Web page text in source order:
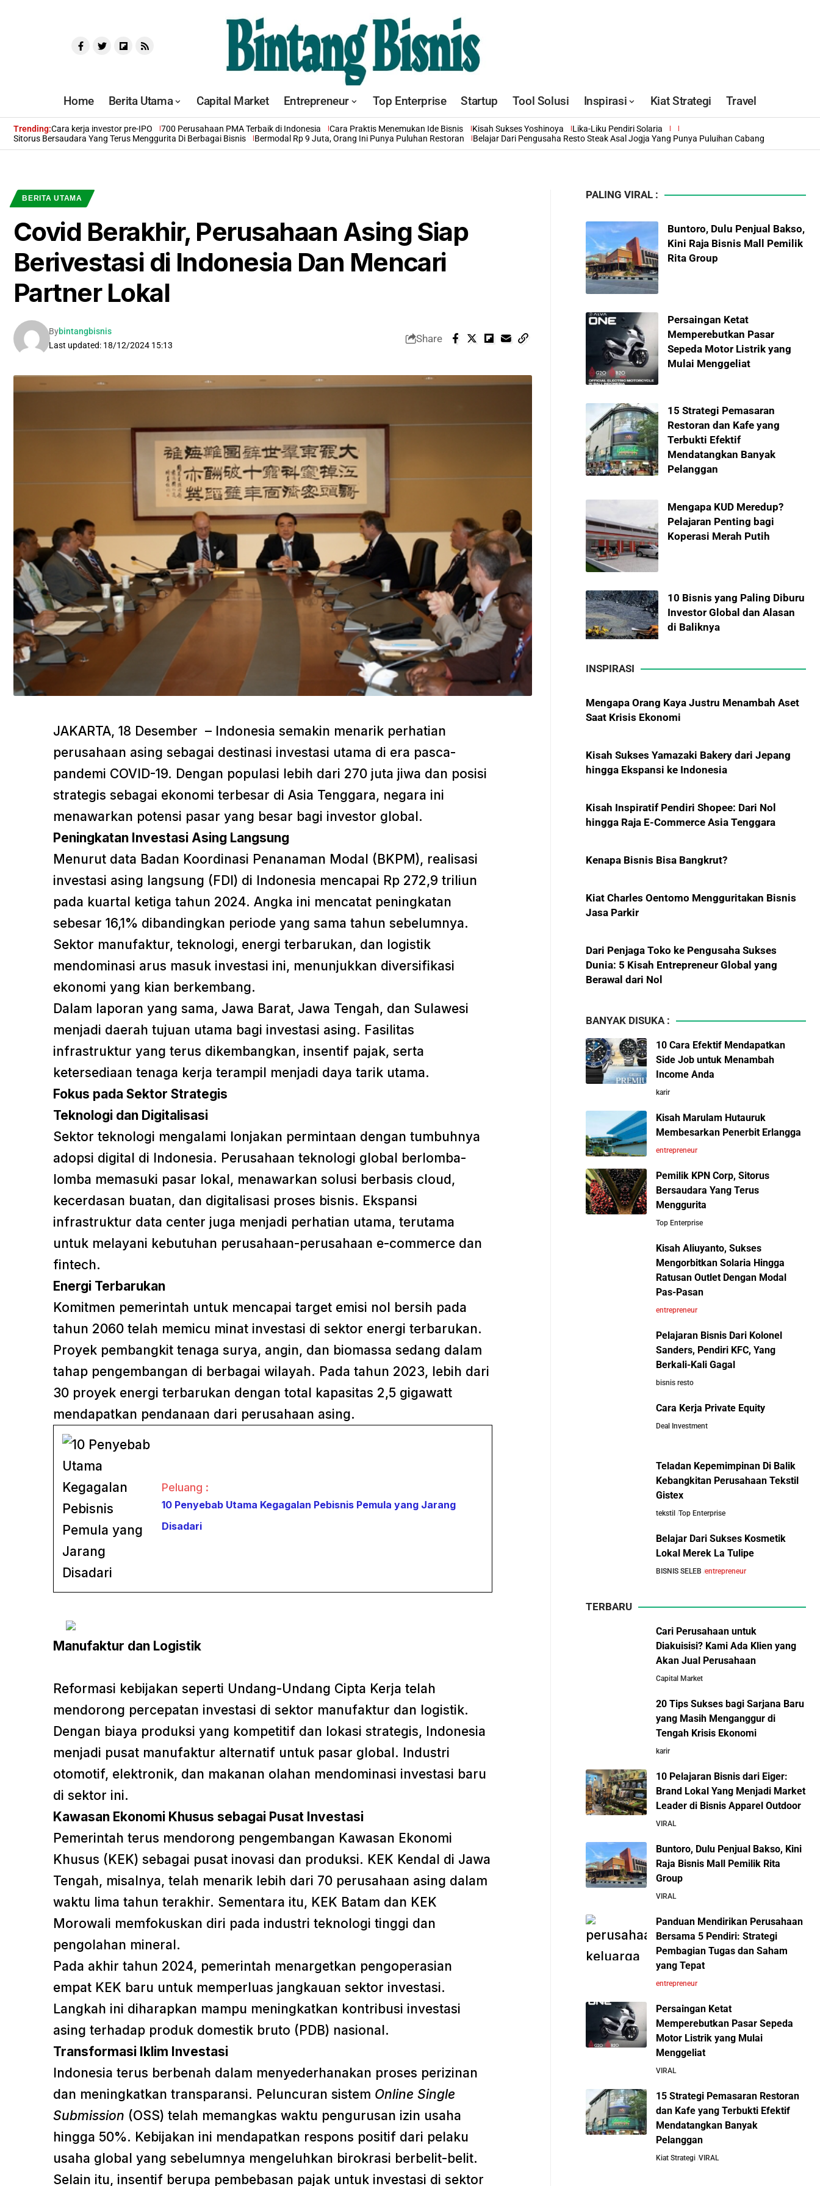
Home Berita Utama Capital Market Entrepreneur Top Enterprise Startup Tool Solusi Inspirasi Kiat Strategi Travel
Trending:Cara kerja investor pre-IPO 700 Perusahaan PMA Terbaik di Indonesia Cara Praktis Menemukan Ide Bisnis Kisah Sukses Yoshinoya
Lika-Liku Pendiri Solaria
Sitorus Bersaudara Yang Terus Menggurita Di Berbagai Bisnis
Bermodal Rp 9 Juta, Orang Ini Punya Puluhan Restoran Belajar Dari Pengusaha Resto Steak Asal Jogja Yang Punya Puluihan Cabang
BERITA UTAMA
Covid Berakhir, Perusahaan Asing Siap
Berivestasi di Indonesia Dan Mencari
Partner Lokal
Last updated: 18/12/2024 15:13
Bybintangbisnis
Share
JAKARTA, 18 Desember – Indonesia semakin menarik perhatian
perusahaan asing sebagai destinasi investasi utama di era pasca-
pandemi COVID-19. Dengan populasi lebih dari 270 juta jiwa dan posisi
strategis sebagai ekonomi terbesar di Asia Tenggara, negara ini
menawarkan potensi pasar yang besar bagi investor global.
Peningkatan Investasi Asing Langsung
Menurut data Badan Koordinasi Penanaman Modal (BKPM), realisasi
investasi asing langsung (FDI) di Indonesia mencapai Rp 272,9 triliun
pada kuartal ketiga tahun 2024. Angka ini mencatat peningkatan
sebesar 16,1% dibandingkan periode yang sama tahun sebelumnya.
Sektor manufaktur, teknologi, energi terbarukan, dan logistik
mendominasi arus masuk investasi ini, menunjukkan diversifikasi
ekonomi yang kian berkembang.
Dalam laporan yang sama, Jawa Barat, Jawa Tengah, dan Sulawesi
menjadi daerah tujuan utama bagi investasi asing. Fasilitas
infrastruktur yang terus dikembangkan, insentif pajak, serta
ketersediaan tenaga kerja terampil menjadi daya tarik utama.
Fokus pada Sektor Strategis
Teknologi dan Digitalisasi
Sektor teknologi mengalami lonjakan permintaan dengan tumbuhnya
adopsi digital di Indonesia. Perusahaan teknologi global berlomba-
lomba memasuki pasar lokal, menawarkan solusi berbasis cloud,
kecerdasan buatan, dan digitalisasi proses bisnis. Ekspansi
infrastruktur data center juga menjadi perhatian utama, terutama
untuk melayani kebutuhan perusahaan-perusahaan e-commerce dan
fintech.
Energi Terbarukan
Komitmen pemerintah untuk mencapai target emisi nol bersih pada
tahun 2060 telah memicu minat investasi di sektor energi terbarukan.
Proyek pembangkit tenaga surya, angin, dan biomassa sedang dalam
tahap pengembangan di berbagai wilayah. Pada tahun 2023, lebih dari
30 proyek energi terbarukan dengan total kapasitas 2,5 gigawatt
mendapatkan pendanaan dari perusahaan asing.
Peluang :
10 Penyebab Utama Kegagalan Pebisnis Pemula yang Jarang
Disadari
Manufaktur dan Logistik
Reformasi kebijakan seperti Undang-Undang Cipta Kerja telah
mendorong percepatan investasi di sektor manufaktur dan logistik.
Dengan biaya produksi yang kompetitif dan lokasi strategis, Indonesia
menjadi pusat manufaktur alternatif untuk pasar global. Industri
otomotif, elektronik, dan makanan olahan mendominasi investasi baru
di sektor ini.
Kawasan Ekonomi Khusus sebagai Pusat Investasi
Pemerintah terus mendorong pengembangan Kawasan Ekonomi
Khusus (KEK) sebagai pusat inovasi dan produksi. KEK Kendal di Jawa
Tengah, misalnya, telah menarik lebih dari 70 perusahaan asing dalam
waktu lima tahun terakhir. Sementara itu, KEK Batam dan KEK
Morowali memfokuskan diri pada industri teknologi tinggi dan
pengolahan mineral.
Pada akhir tahun 2024, pemerintah menargetkan pengoperasian
empat KEK baru untuk memperluas jangkauan sektor investasi.
Langkah ini diharapkan mampu meningkatkan kontribusi investasi
asing terhadap produk domestik bruto (PDB) nasional.
Transformasi Iklim Investasi
Indonesia terus berbenah dalam menyederhanakan proses perizinan
dan meningkatkan transparansi. Peluncuran sistem Online Single
Submission (OSS) telah memangkas waktu pengurusan izin usaha
hingga 50%. Kebijakan ini mendapatkan respons positif dari pelaku
usaha global yang sebelumnya mengeluhkan birokrasi berbelit-belit.
Selain itu, insentif berupa pembebasan pajak untuk investasi di sektor
PALING VIRAL :
Buntoro, Dulu Penjual Bakso,
Kini Raja Bisnis Mall Pemilik
Rita Group
Persaingan Ketat
Memperebutkan Pasar
Sepeda Motor Listrik yang
Mulai Menggeliat
15 Strategi Pemasaran
Restoran dan Kafe yang
Terbukti Efektif
Mendatangkan Banyak
Pelanggan
Mengapa KUD Meredup?
Pelajaran Penting bagi
Koperasi Merah Putih
10 Bisnis yang Paling Diburu
Investor Global dan Alasan
di Baliknya
Berapa Bonus yang Diterima
Para Pemain?
Baru Energi Nasional dan
Menekan Impor BBM?
Penghalang Menuju
Bisnis-Bisnis dan
Eropa
Investor Asing Incar Take
Over Perusahaan Indonesia
Skala Besar
Perbandingan Gaji Tahunan:
Jepang, Malaysia, dan Arab
Saudi
Terbaik untuk Kulakan
Barang Dagangan dengan
Harga Murah
10 Fakta Unik Tentang On
Viral di Asia
Mengenal Onitsuka Tiger: 8
Fakta Menarik di Balik
Sepatu Ikonik Asal Jepang
Eiger: Brand Lokal Yang
Menjadi Market Leader di
Bisnis Apparel Outdoor
INSPIRASI
Mengapa Orang Kaya Justru Menambah Aset
Kisah Sukses Yamazaki Bakery dari Jepang
Kisah Inspiratif Pendiri Shopee: Dari Nol
Kenapa Bisnis Bisa Bangkrut?
Kiat Charles Oentomo Mengguritakan Bisnis
Dari Penjaga Toko ke Pengusaha Sukses
Berawal dari Nol
Kiat Keluarga Widjaja Membangun STA Group,
5 Karakter yang Membuat Bisnis Tidak Pernah
Maju, Wajib Dihindari Pengusaha
10 Hambatan Utama Pemasaran yang Tidak
Cara Menggunakan Canva di ChatGPT untuk
Mendesain Presentasi Secara Cepat dan
Mudah
5 Pelajaran Hidup dari Pendiri Traveloka untuk
Anak Muda yang Ingin Sukses
Jangan Mau Selamanya Jadi Karyawan!
Saatnya Menjadi Pengusaha dan Mengubah
Panduan Lengkap Membangun Pasar Ekspor:
Cara UMKM Indonesia Menembus Pasar
Kisah Sukses Metrodata Electronics: Raja
Bisnis TI Yang Berawal Dari Distributor
Kisah Wardah Group: Dari Usaha Rumahan
Jadi Pemimpin Industri Kecantikan Nasional
Asal-Usul Kekayaan Erick Thohir dan Boy
Kisah Sukses Todd Boehly: Cucu Pekerja
Pabrik yang Membawa Chelsea FC Juara
Arifin Panigoro: Dari Insinyur Listrik Menjadi
Raja Energi Indonesia yang Mendirikan Medco
5 Tahun Pertama WhatsApp: Kisah Perintisan,
Perjuangan, dan Keputusan Krusial yang
Menentukan Masa Depan
Belajar dari Kopi Kenangan: Cara Membangun
Resto Kafe yang Cepat Tumbuh dan
Menguntungkan
Cara Mendirikan Kafe Sukses Seperti Kopi
Kenangan, Fore Coffee, dan Tuku: Panduan
Lengkap untuk Pemula
dan Pengalaman Pelanggan yang Bisa Kamu
Tiru
ke Entrepreneur Tanpa Bikin Keluarga Kaget &
Keuangan Kacau
10 Kiat Aman Memulai Bisnis dari Nol:
Panduan Lengkap untuk Pemula
BANYAK DISUKA :
10 Cara Efektif Mendapatkan
Side Job untuk Menambah
Income Anda
karir
Kisah Marulam Hutauruk
Membesarkan Penerbit Erlangga
entrepreneur
Pemilik KPN Corp, Sitorus
Bersaudara Yang Terus
Menggurita
Top Enterprise
Kisah Aliuyanto, Sukses
Mengorbitkan Solaria Hingga
Ratusan Outlet Dengan Modal
Pas-Pasan
entrepreneur
Pelajaran Bisnis Dari Kolonel
Sanders, Pendiri KFC, Yang
Berkali-Kali Gagal
bisnis resto
Cara Kerja Private Equity
Deal Investment
Teladan Kepemimpinan Di Balik
Kebangkitan Perusahaan Tekstil
Gistex
tekstil Top Enterprise
Belajar Dari Sukses Kosmetik
Lokal Merek La Tulipe
BISNIS SELEB entrepreneur
TERBARU
Cari Perusahaan untuk
Diakuisisi? Kami Ada Klien yang
Akan Jual Perusahaan
Capital Market
20 Tips Sukses bagi Sarjana Baru
yang Masih Menganggur di
Tengah Krisis Ekonomi
karir
10 Pelajaran Bisnis dari Eiger:
Brand Lokal Yang Menjadi Market
Leader di Bisnis Apparel Outdoor
VIRAL
Buntoro, Dulu Penjual Bakso, Kini
Raja Bisnis Mall Pemilik Rita
Group
VIRAL
Panduan Mendirikan Perusahaan
Bersama 5 Pendiri: Strategi
Pembagian Tugas dan Saham
yang Tepat
entrepreneur
Persaingan Ketat
Memperebutkan Pasar Sepeda
Motor Listrik yang Mulai
Menggeliat
VIRAL
15 Strategi Pemasaran Restoran
dan Kafe yang Terbukti Efektif
Mendatangkan Banyak
Pelanggan
Kiat Strategi VIRAL